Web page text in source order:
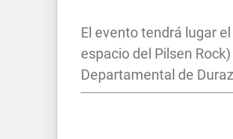
El evento tendrá lugar
espacio del Pilsen
Departamental de